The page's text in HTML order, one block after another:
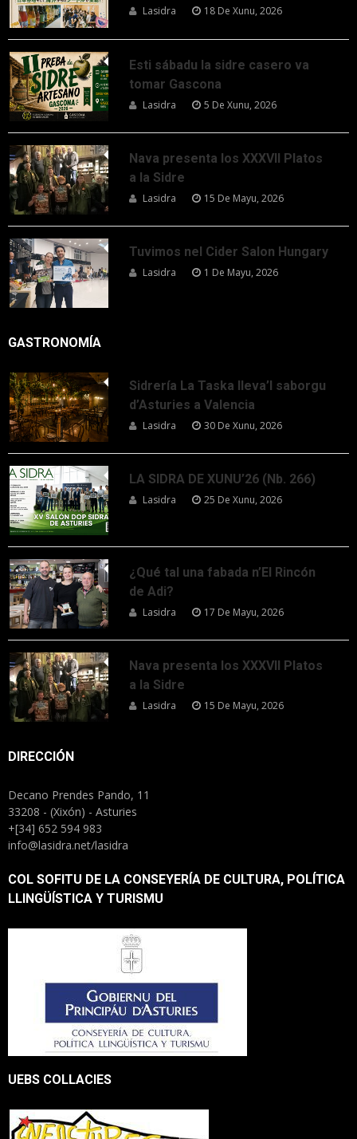
Lasidra 18 De Xunu, 2026
Esti sábadu la sidre casero va
tomar Gascona
Lasidra 5 De Xunu, 2026
Nava presenta los XXXVII Platos
a la Sidre
Lasidra 15 De Mayu, 2026
Tuvimos nel Cider Salon Hungary
Lasidra 1 De Mayu, 2026
GASTRONOMÍA
Sidrería La Taska lleva’l saborgu
d’Asturies a Valencia
Lasidra 30 De Xunu, 2026
LA SIDRA DE XUNU’26 (Nb. 266)
Lasidra 25 De Xunu, 2026
¿Qué tal una fabada n’El Rincón
de Adi?
Lasidra 17 De Mayu, 2026
Nava presenta los XXXVII Platos
a la Sidre
Lasidra 15 De Mayu, 2026
DIRECCIÓN
Decano Prendes Pando, 11
33208 - (Xixón) - Asturies
+[34] 652 594 983
info@lasidra.net/lasidra
COL SOFITU DE LA CONSEYERÍA DE CULTURA, POLÍTICA
LLINGÜÍSTICA Y TURISMU
UEBS COLLACIES